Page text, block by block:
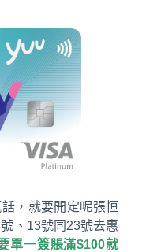
，就要開定呢張恒
、13號同23號去惠
單一簽賬滿$100就